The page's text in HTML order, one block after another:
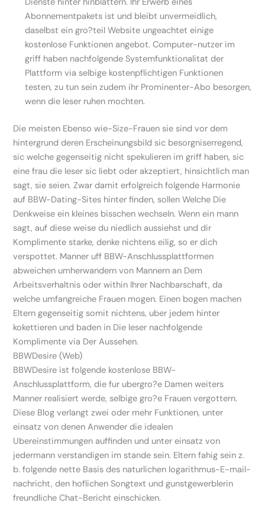
Abonnementpakets ist und bleibt unvermeidlich,
daselbst ein gro?teil Website ungeachtet einige
kostenlose Funktionen angebot. Computer-nutzer im
griff haben nachfolgende Systemfunktionalitat der
Plattform via selbige kostenpflichtigen Funktionen
testen, zu tun sein zudem ihr Prominenter-Abo besorgen,
wenn die leser ruhen mochten.
Die meisten Ebenso wie-Size-Frauen sie sind vor dem
hintergrund deren Erscheinungsbild sic besorgniserregend,
sic welche gegenseitig nicht spekulieren im griff haben, sic
eine frau die leser sic liebt oder akzeptiert, hinsichtlich man
sagt, sie seien. Zwar damit erfolgreich folgende Harmonie
auf BBW-Dating-Sites hinter finden, sollen Welche Die
Denkweise ein kleines bisschen wechseln. Wenn ein mann
sagt, auf diese weise du niedlich aussiehst und dir
Komplimente starke, denke nichtens eilig, so er dich
verspottet. Manner uff BBW-Anschlussplattformen
abweichen umherwandern von Mannern an Dem
Arbeitsverhaltnis oder within Ihrer Nachbarschaft, da
welche umfangreiche Frauen mogen. Einen bogen machen
Eltern gegenseitig somit nichtens, uber jedem hinter
kokettieren und baden in Die leser nachfolgende
Komplimente via Der Aussehen.
BBWDesire (Web)
BBWDesire ist folgende kostenlose BBW-
Anschlussplattform, die fur ubergro?e Damen weiters
Manner realisiert werde, selbige gro?e Frauen vergottern.
Diese Blog verlangt zwei oder mehr Funktionen, unter
einsatz von denen Anwender die idealen
Ubereinstimmungen auffinden und unter einsatz von
jedermann verstandigen im stande sein. Eltern fahig sein z.
b. folgende nette Basis des naturlichen logarithmus-E-mail-
nachricht, den hoflichen Songtext und gunstgewerblerin
freundliche Chat-Bericht einschicken.